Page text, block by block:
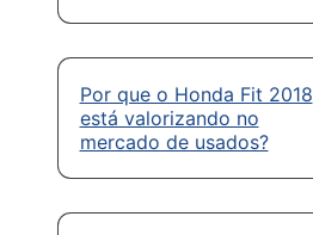
Por que o Honda Fit 2018
está valorizando no
mercado de usados?